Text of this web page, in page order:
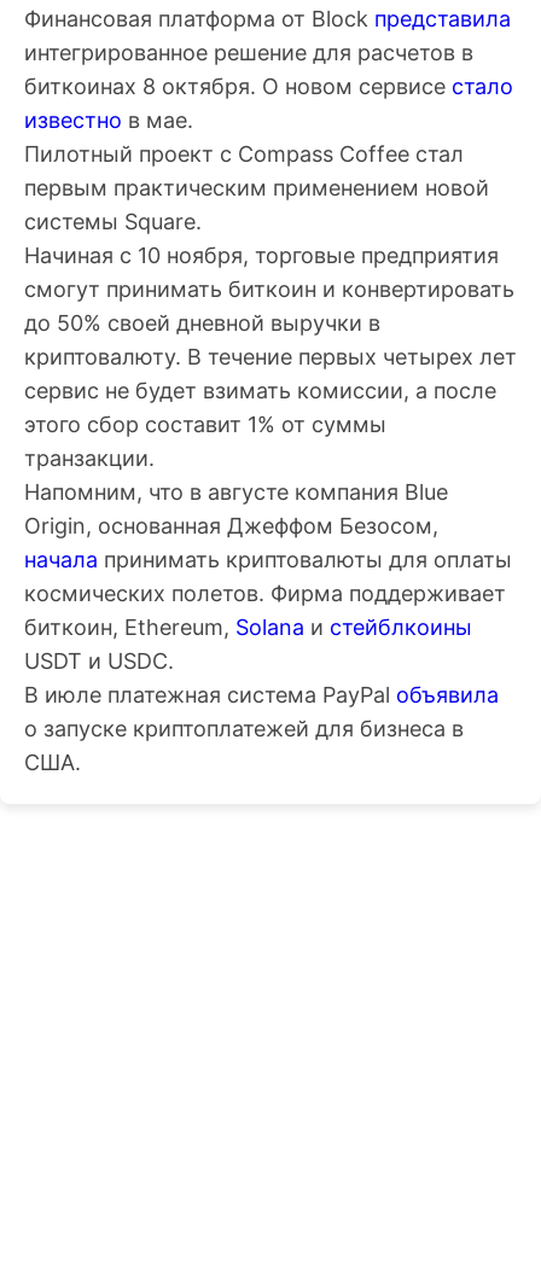
Финансовая платформа от Block представила
интегрированное решение для расчетов в
биткоинах 8 октября. О новом сервисе стало
известно в мае.
Пилотный проект с Compass Coffee стал
первым практическим применением новой
системы Square.
Начиная с 10 ноября, торговые предприятия
смогут принимать биткоин и конвертировать
до 50% своей дневной выручки в
криптовалюту. В течение первых четырех лет
сервис не будет взимать комиссии, а после
этого сбор составит 1% от суммы
транзакции.
Напомним, что в августе компания Blue
Origin, основанная Джеффом Безосом,
начала принимать криптовалюты для оплаты
космических полетов. Фирма поддерживает
биткоин, Ethereum, Solana и стейблкоины
USDT и USDC.
В июле платежная система PayPal объявила
о запуске криптоплатежей для бизнеса в
США.